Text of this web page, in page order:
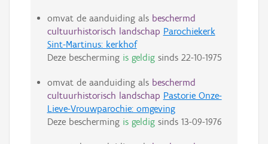
omvat de aanduiding als beschermd
cultuurhistorisch landschap Parochiekerk
Sint-Martinus: kerkhof
Deze bescherming is geldigsinds 22-10-1975
omvat de aanduiding als beschermd
cultuurhistorisch landschap Pastorie Onze-
Lieve-Vrouwparochie: omgeving
Deze bescherming is geldigsinds 13-09-1976